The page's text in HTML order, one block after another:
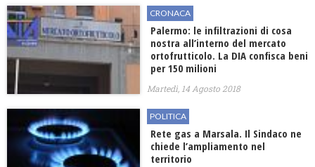
CRONACA
Palermo: le infiltrazioni di cosa
nostra all’interno del mercato
ortofrutticolo. La DIA confisca beni
per 150 milioni
Martedì, 14 Agosto 2018
POLITICA
Rete gas a Marsala. Il Sindaco ne
chiede l’ampliamento nel
territorio